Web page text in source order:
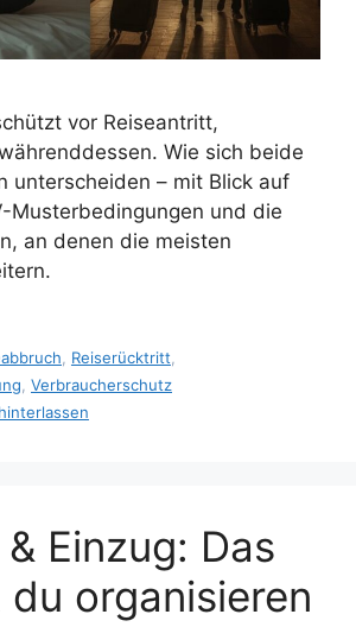
vor Reiseantritt,
Wie sich beide
unterscheiden – mit Blick auf
Musterbedingungen und die
an denen die meisten
Reiserücktritt
Verbraucherschutz
Einzug: Das
organisieren